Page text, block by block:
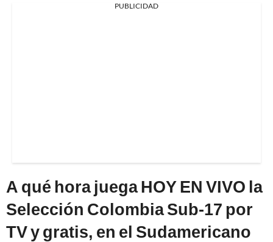
PUBLICIDAD
A qué hora juega HOY EN VIVO la
Selección Colombia Sub-17 por
TV y gratis, en el Sudamericano